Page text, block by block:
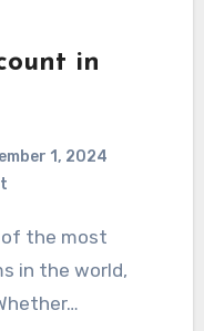
in
1, 2024
in the world,